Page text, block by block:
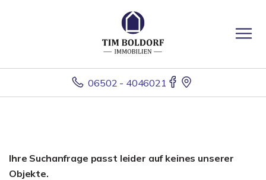
06502 - 4046021
Ihre Suchanfrage passt leider auf keines unserer
Objekte.